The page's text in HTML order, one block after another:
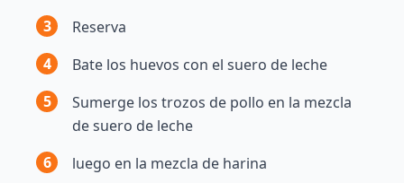
3
Reserva
4
Bate los huevos con el suero de leche
5
Sumerge los trozos de pollo en la mezcla
de suero de leche
6
luego en la mezcla de harina